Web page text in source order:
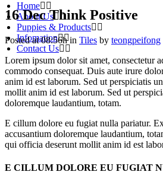
Home
About Us
Puppies & Products
Infomation
Contact Us
16 DecThink Positive
Posted at 08:56hin Tiles by teongpeifong
Lorem ipsum dolor sit amet, consectetur
commodo consequat. Duis aute irure
anim id est laborum. Sed ut perspiciatis
mollit anim id est laborum. Sed ut
doloremque laudantium, totam.
E cillum dolore eu fugiat nulla pariatur.
accusantium doloremque laudantium,
qui officia deserunt mollit anim id est
E CILLUM DOLORE EU FUGIAT